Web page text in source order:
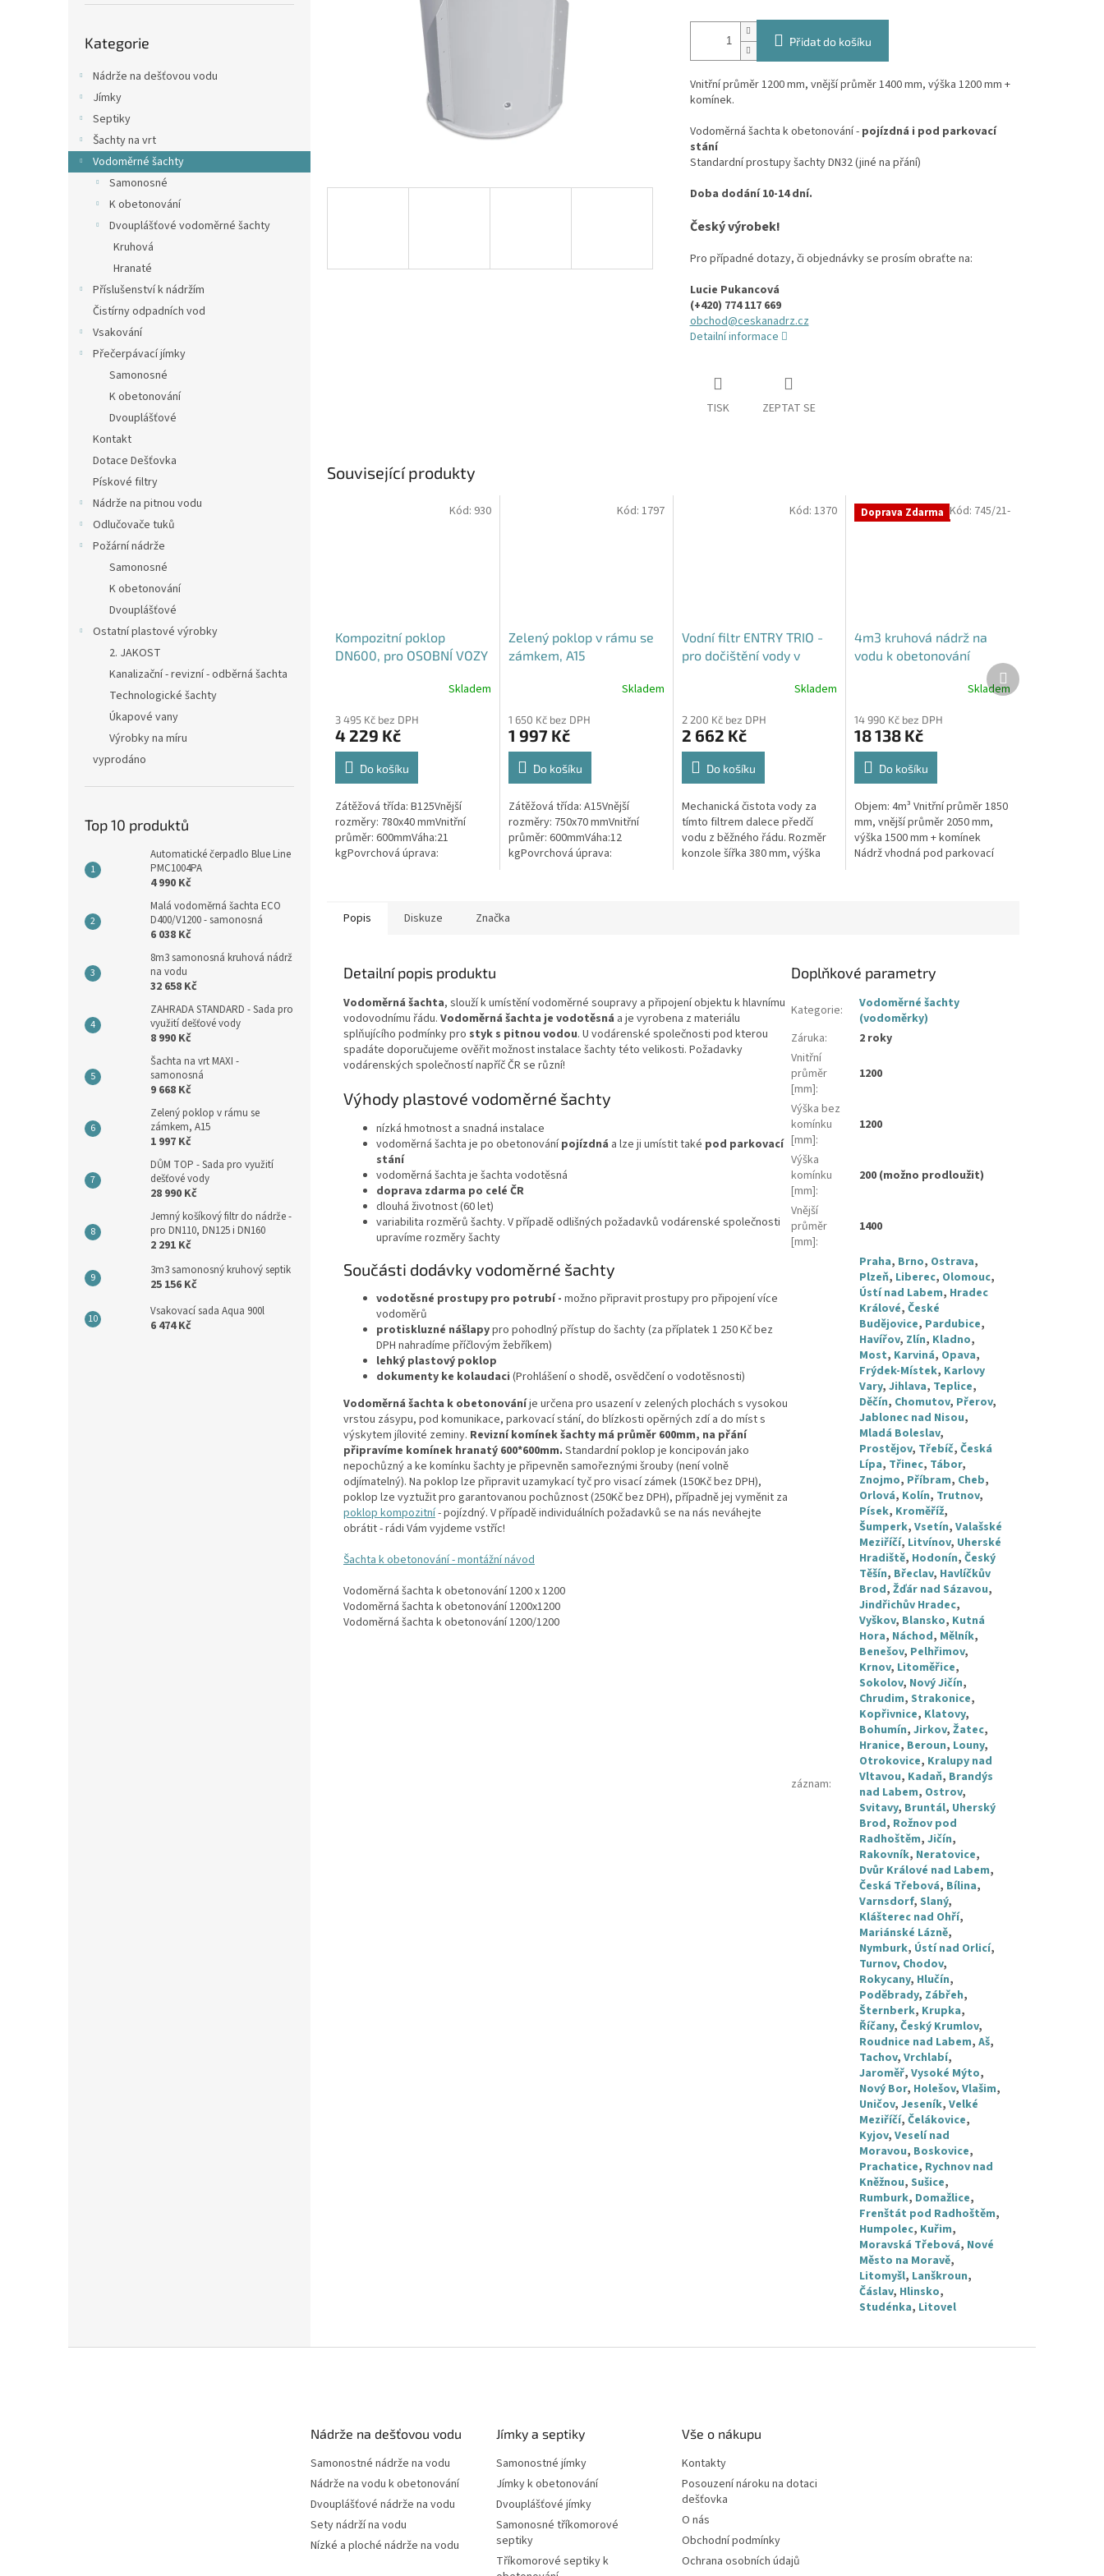
kategorie
Kategorie
Nádrže na dešťovou vodu
Jímky
Septiky
Šachty na vrt
Vodoměrné šachty
Samonosné
K obetonování
Dvouplášťové vodoměrné šachty
Kruhová
Hranaté
Příslušenství k nádržím
Čistírny odpadních vod
Vsakování
Přečerpávací jímky
Samonosné
K obetonování
Dvouplášťové
Kontakt
Dotace Dešťovka
Pískové filtry
Nádrže na pitnou vodu
Odlučovače tuků
Požární nádrže
Samonosné
K obetonování
Dvouplášťové
Ostatní plastové výrobky
2. JAKOST
Kanalizační - revizní - odběrná šachta
Technologické šachty
Úkapové vany
Výrobky na míru
vyprodáno
Top 10 produktů
Automatické čerpadlo Blue Line
PMC1004PA
4 990 Kč
Malá vodoměrná šachta ECO
D400/V1200 - samonosná
6 038 Kč
8m3 samonosná kruhová nádrž
na vodu
32 658 Kč
ZAHRADA STANDARD - Sada pro
využití dešťové vody
8 990 Kč
Šachta na vrt MAXI -
samonosná
9 668 Kč
Zelený poklop v rámu se
zámkem, A15
1 997 Kč
DŮM TOP - Sada pro využití
dešťové vody
28 990 Kč
Jemný košíkový filtr do nádrže -
pro DN110, DN125 i DN160
2 291 Kč
3m3 samonosný kruhový septik
25 156 Kč
Vsakovací sada Aqua 900l
6 474 Kč
Přidat do košíku
Vnitřní průměr 1200 mm, vnější průměr 1400 mm, výška 1200 mm +
komínek.
Vodoměrná šachta k obetonování - pojízdná i pod parkovací
stání
Standardní prostupy šachty DN32 (jiné na přání)
Doba dodání 10-14 dní.
Český výrobek!
Pro případné dotazy, či objednávky se prosím obraťte na:
Lucie Pukancová
(+420) 774 117 669
obchod@ceskanadrz.cz
Detailní informace
TISK ZEPTAT SE
Související produkty
Kompozitní poklop
DN600, pro OSOBNÍ VOZY
Skladem
3 495 Kč bez DPH
4 229 Kč
Do košíku
Zátěžová třída: B125Vnější
rozměry: 780x40 mmVnitřní
průměr: 600mmVáha:21
kgPovrchová úprava:
Kód: 930
Zelený poklop v rámu se
zámkem, A15
produktu
je
4,6
5
hvězdiček.
Skladem
1 650 Kč bez DPH
1 997 Kč
Do košíku
Zátěžová třída: A15Vnější
rozměry: 750x70 mmVnitřní
průměr: 600mmVáha:12
kgPovrchová úprava:
uzamčení/zajištění...
Kód: 1797
Vodní filtr ENTRY TRIO -
pro dočištění vody v
produktu
je
4,1
5
hvězdiček.
Skladem
2 200 Kč bez DPH
2 662 Kč
Do košíku
Mechanická čistota vody za
tímto filtrem dalece předčí
vodu z běžného řádu. Rozměr
konzole šířka 380 mm, výška
Kód:1370 Doprava Zdarma
4m3 kruhová nádrž na
vodu k obetonování
Skladem
14 990 Kč bez DPH
18 138 Kč
Do košíku
Objem: 4m³ Vnitřní průměr 1850
mm, vnější průměr 2050 mm,
výška 1500 mm + komínek
Nádrž vhodná pod parkovací
Kód: 745/21-
Další
produkt
Popis Diskuze Značka
Detailní popis produktu
Vodoměrná šachta, slouží k umístění vodoměrné soupravy a připojení objektu k hlavnímu
vodovodnímu řádu. Vodoměrná šachta je vodotěsná a je vyrobena z materiálu
splňujícího podmínky pro styk s pitnou vodou. U vodárenské společnosti pod kterou
spadáte doporučujeme ověřit možnost instalace šachty této velikosti. Požadavky
vodárenských společností napříč ČR se různí!
Výhody plastové vodoměrné šachty
nízká hmotnost a snadná instalace
vodoměrná šachta je po obetonovánípojízdná a lze ji umístit také pod parkovací
stání
vodoměrná šachta je šachta vodotěsná
doprava zdarma po celé ČR
dlouhá životnost (60 let)
variabilita rozměrů šachty. V případě odlišných požadavků vodárenské společnosti
upravíme rozměry šachty
Součásti dodávky vodoměrné šachty
vodotěsné prostupy pro potrubí - možno připravit prostupy pro připojení více
vodoměrů
protiskluzné nášlapypro pohodlný přístup do šachty (za příplatek 1 250 Kč bez
DPH nahradíme příčlovým žebříkem)
lehký plastový poklop
dokumenty ke kolaudaci (Prohlášení o shodě, osvědčení o vodotěsnosti)
Vodoměrná šachta k obetonováníje určena pro usazení v zelených plochách s vysokou
vrstou zásypu, pod komunikace, parkovací stání, do blízkosti opěrných zdí a do míst s
výskytem jílovité zeminy. Revizní komínek šachty má průměr 600mm, na přání
připravíme komínek hranatý 600*600mm. Standardní poklop je koncipován jako
nepochůzný a ke komínku šachty je připevněn samořeznými šrouby (není volně
odjímatelný). Na poklop lze připravit uzamykací tyč pro visací zámek (150Kč bez DPH),
poklop lze vyztužit pro garantovanou pochůznost (250Kč bez DPH), případně jej vyměnit za
poklop kompozitní- pojízdný. V případě individuálních požadavků se na nás neváhejte
obrátit - rádi Vám vyjdeme vstříc!
Šachta k obetonování - montážní návod
Vodoměrná šachta k obetonování 1200 x 1200
Vodoměrná šachta k obetonování 1200x1200
Vodoměrná šachta k obetonování 1200/1200
Doplňkové parametry
Kategorie:
Vodoměrné šachty
(vodoměrky)
Záruka:
2 roky
Vnitřní
průměr
[mm]:
1200
Výška bez
komínku
[mm]:
1200
Výška
komínku
[mm]:
200 (možno prodloužit)
Vnější
průměr
[mm]:
1400
záznam:
Praha, Brno, Ostrava,
Plzeň, Liberec, Olomouc,
Ústí nad Labem, Hradec
Králové,České
Budějovice, Pardubice,
Havířov, Zlín, Kladno,
Most, Karviná, Opava,
Frýdek-Místek, Karlovy
Vary,Jihlava, Teplice,
Děčín, Chomutov, Přerov,
Jablonec nad Nisou,
Mladá Boleslav,
Prostějov, Třebíč,Česká
Lípa, Třinec, Tábor,
Znojmo, Příbram, Cheb,
Orlová, Kolín, Trutnov,
Písek, Kroměříž,
Šumperk,Vsetín,Valašské
Meziříčí, Litvínov, Uherské
Hradiště, Hodonín,Český
Těšín, Břeclav, Havlíčkův
Brod,Žďár nad Sázavou,
Jindřichův Hradec,
Vyškov, Blansko, Kutná
Hora, Náchod, Mělník,
Benešov, Pelhřimov,
Krnov, Litoměřice,
Sokolov, Nový Jičín,
Chrudim,Strakonice,
Kopřivnice, Klatovy,
Bohumín,Jirkov,Žatec,
Hranice, Beroun, Louny,
Otrokovice, Kralupy nad
Vltavou, Kadaň, Brandýs
nad Labem, Ostrov,
Svitavy, Bruntál, Uherský
Brod, Rožnov pod
Radhoštěm,Jičín,
Rakovník, Neratovice,
Dvůr Králové nad Labem,
Česká Třebová, Bílina,
Varnsdorf,Slaný,
Klášterec nad Ohří,
Mariánské Lázně,
Nymburk, Ústí nad Orlicí,
Turnov, Chodov,
Rokycany, Hlučín,
Poděbrady, Zábřeh,
Šternberk, Krupka,
Říčany,Český Krumlov,
Roudnice nad Labem,Aš,
Tachov,Vrchlabí,
Jaroměř,Vysoké Mýto,
Nový Bor, Holešov,Vlašim,
Uničov,Jeseník,Velké
Meziříčí,Čelákovice,
Kyjov,Veselí nad
Moravou, Boskovice,
Prachatice, Rychnov nad
Kněžnou,Sušice,
Rumburk, Domažlice,
Frenštát pod Radhoštěm,
Humpolec, Kuřim,
Moravská Třebová, Nové
Město na Moravě,
Litomyšl, Lanškroun,
Čáslav, Hlinsko,
Studénka, Litovel
Nádrže na dešťovou vodu
Samonostné nádrže na vodu
Nádrže na vodu k obetonování
Dvouplášťové nádrže na vodu
Sety nádrží na vodu
Nízké a ploché nádrže na vodu
Jímky a septiky
Samonostné jímky
Jímky k obetonování
Dvouplášťové jímky
Samonosné tříkomorové
septiky
Tříkomorové septiky k
Vše o nákupu
Kontakty
Posouzení nároku na dotaci
dešťovka
O nás
Obchodní podmínky
Ochrana osobních údajů